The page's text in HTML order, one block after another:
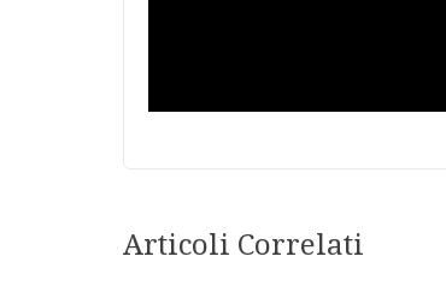
Articoli Correlati